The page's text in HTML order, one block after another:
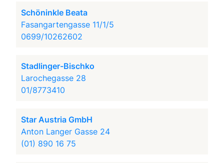
Schöninkle Beata
Fasangartengasse 11/1/5
0699/10262602
Stadlinger-Bischko
Larochegasse 28
01/8773410
Star Austria GmbH
Anton Langer Gasse 24
(01) 890 16 75